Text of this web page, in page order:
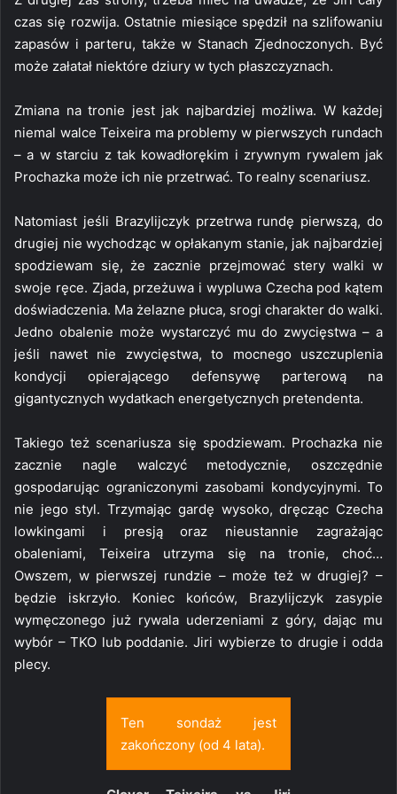
czas się rozwija. Ostatnie miesiące spędził na szlifowaniu
zapasów i parteru, także w Stanach Zjednoczonych. Być
może załatał niektóre dziury w tych płaszczyznach.
Zmiana na tronie jest jak najbardziej możliwa. W każdej
niemal walce Teixeira ma problemy w pierwszych rundach
– a w starciu z tak kowadłorękim i zrywnym rywalem jak
Prochazka może ich nie przetrwać. To realny scenariusz.
Natomiast jeśli Brazylijczyk przetrwa rundę pierwszą, do
drugiej nie wychodząc w opłakanym stanie, jak najbardziej
spodziewam się, że zacznie przejmować stery walki w
swoje ręce. Zjada, przeżuwa i wypluwa Czecha pod kątem
doświadczenia. Ma żelazne płuca, srogi charakter do walki.
Jedno obalenie może wystarczyć mu do zwycięstwa – a
jeśli nawet nie zwycięstwa, to mocnego uszczuplenia
kondycji opierającego defensywę parterową na
gigantycznych wydatkach energetycznych pretendenta.
Takiego też scenariusza się spodziewam. Prochazka nie
zacznie nagle walczyć metodycznie, oszczędnie
gospodarując ograniczonymi zasobami kondycyjnymi. To
nie jego styl. Trzymając gardę wysoko, dręcząc Czecha
lowkingami i presją oraz nieustannie zagrażając
obaleniami, Teixeira utrzyma się na tronie, choć…
Owszem, w pierwszej rundzie – może też w drugiej? –
będzie iskrzyło. Koniec końców, Brazylijczyk zasypie
wymęczonego już rywala uderzeniami z góry, dając mu
wybór – TKO lub poddanie. Jiri wybierze to drugie i odda
plecy.
Ten sondaż jest
zakończony (od 4 lata).